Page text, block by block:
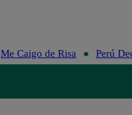
Me Caigo de Risa Perú